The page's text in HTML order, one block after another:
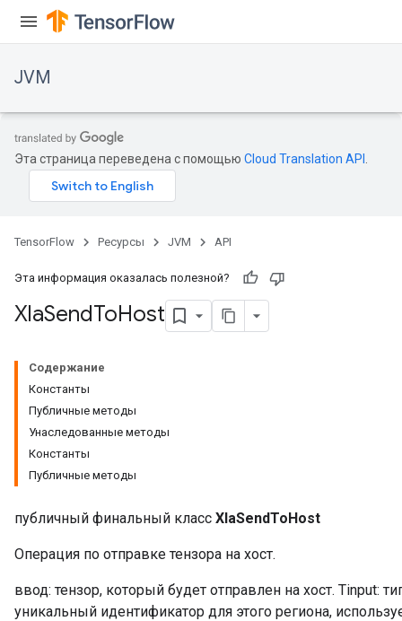
JVM
Эта страница переведена с помощью Cloud Translation API
TensorFlow Ресурсы JVM API
Эта информация оказалась полезной?
XlaSendToHost
Содержание
Константы
Публичные методы
Унаследованные методы
Константы
Публичные методы
публичный финальный класс XlaSendToHost
Операция по отправке тензора на хост.
ввод: тензор, который будет отправлен на хост. Tinput:
уникальный идентификатор для этого региона,